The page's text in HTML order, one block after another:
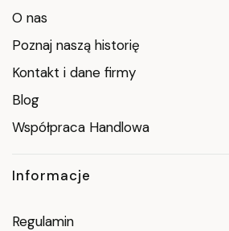
O nas
Poznaj naszą historię
Kontakt i dane firmy
Blog
Współpraca Handlowa
Informacje
Regulamin